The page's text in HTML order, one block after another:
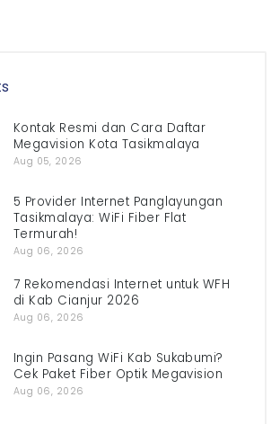
Kontak Resmi dan Cara Daftar
Megavision Kota Tasikmalaya
Aug 05, 2026
5 Provider Internet Panglayungan
Tasikmalaya: WiFi Fiber Flat
Termurah!
Aug 06, 2026
7 Rekomendasi Internet untuk WFH
di Kab Cianjur 2026
Aug 06, 2026
Ingin Pasang WiFi Kab Sukabumi?
Cek Paket Fiber Optik Megavision
Aug 06, 2026